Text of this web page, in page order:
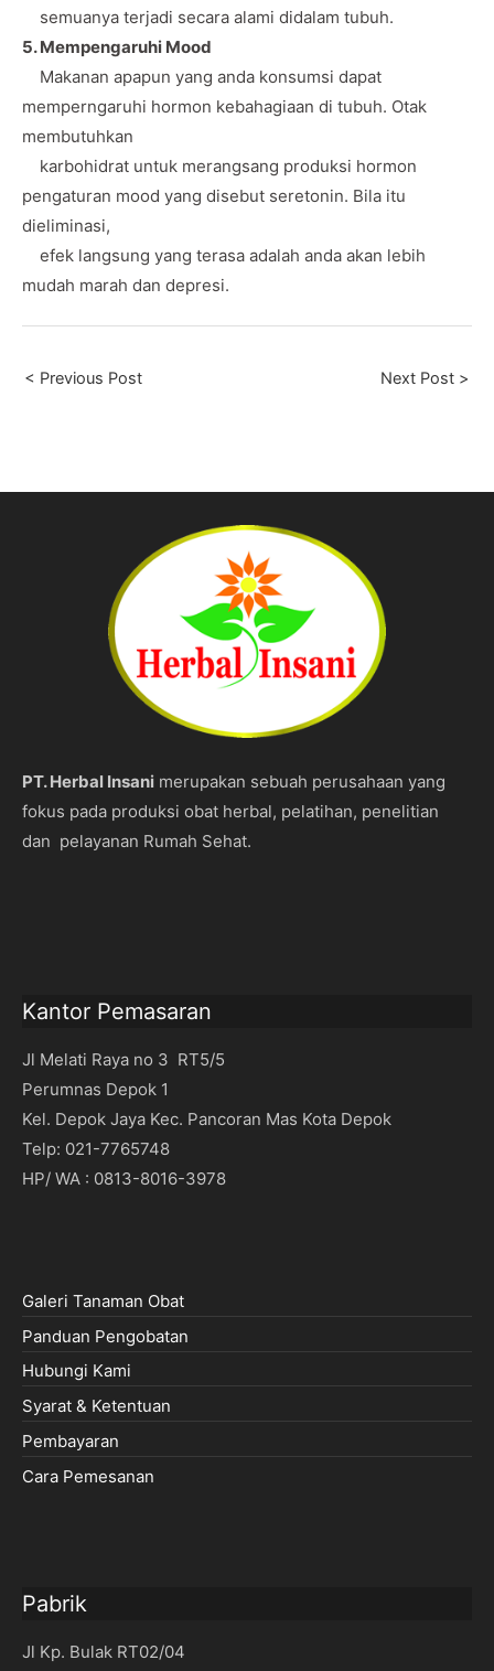
semuanya terjadi secara alami didalam tubuh.
5. Mempengaruhi Mood
Makanan apapun yang anda konsumsi dapat
memperngaruhi hormon kebahagiaan di tubuh. Otak
membutuhkan
karbohidrat untuk merangsang produksi hormon
pengaturan mood yang disebut seretonin. Bila itu
dieliminasi,
efek langsung yang terasa adalah anda akan lebih
mudah marah dan depresi.
< Previous Post Next Post >
PT. Herbal Insani merupakan sebuah perusahaan yang
fokus pada produksi obat herbal, pelatihan, penelitian
dan pelayanan Rumah Sehat.
Kantor Pemasaran
Jl Melati Raya no 3 RT5/5
Perumnas Depok 1
Kel. Depok Jaya Kec. Pancoran Mas Kota Depok
Telp: 021-7765748
HP/ WA : 0813-8016-3978
Galeri Tanaman Obat
Panduan Pengobatan
Hubungi Kami
Syarat & Ketentuan
Pembayaran
Cara Pemesanan
Pabrik
Jl Kp. Bulak RT02/04